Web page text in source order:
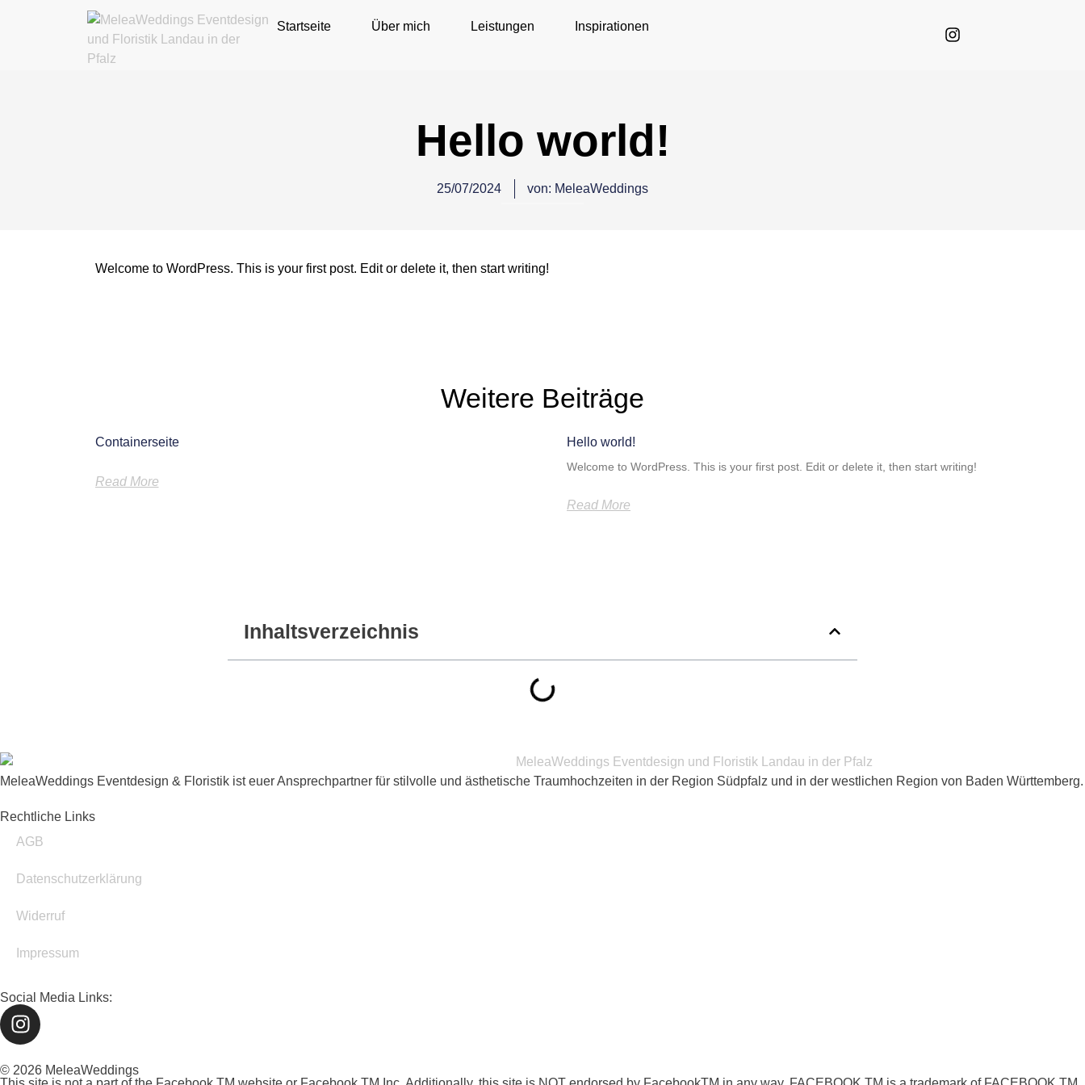
Startseite Über mich Leistungen Inspirationen
Hello world!
25/07/2024 von: MeleaWeddings
Welcome to WordPress. This is your first post. Edit or delete it, then start writing!
Weitere Beiträge
Containerseite
Read More
Hello world!
Welcome to WordPress. This is your first post. Edit or delete it, then start writing!
Read More
Inhaltsverzeichnis
MeleaWeddings Eventdesign & Floristik ist euer Ansprechpartner für stilvolle und ästhetische Traumhochzeiten in der Region Südpfalz und in der westlichen Region von Baden Württemberg.
Rechtliche Links
AGB
Datenschutzerklärung
Widerruf
Impressum
Social Media Links:
© 2026 MeleaWeddings